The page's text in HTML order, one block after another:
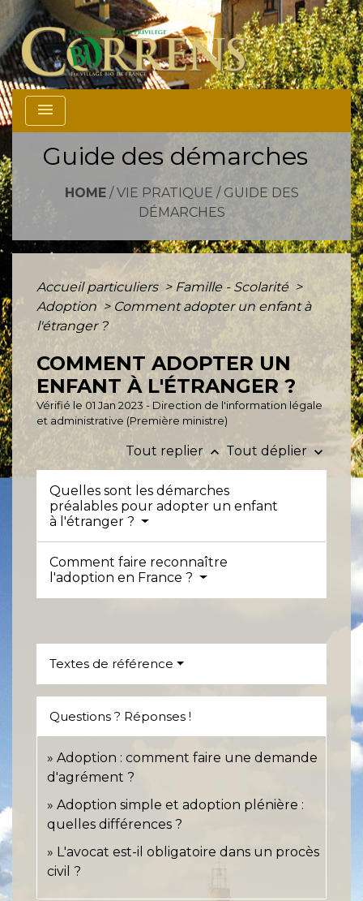
menu
Guide des démarches
HOME/ VIE PRATIQUE / GUIDE DES
DÉMARCHES
Accueil particuliers > Famille - Scolarité >
Adoption > Comment adopter un enfant à
l'étranger ?
COMMENT ADOPTER UN
ENFANT À L'ÉTRANGER ?
Vérifié le 01 Jan 2023 - Direction de l'information légale
et administrative (Première ministre)
Tout replier keyboard_arrow_up Tout déplier keyboard_arrow_down
Quelles sont les démarches
préalables pour adopter un enfant
à l'étranger ?
Comment faire reconnaître
l'adoption en France ?
Textes de référence
Questions ? Réponses !
Adoption : comment faire une demande
d'agrément ?
Adoption simple et adoption plénière :
quelles différences ?
L'avocat est-il obligatoire dans un procès
civil ?